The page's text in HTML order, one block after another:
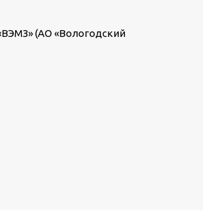
(АО «Вологодский